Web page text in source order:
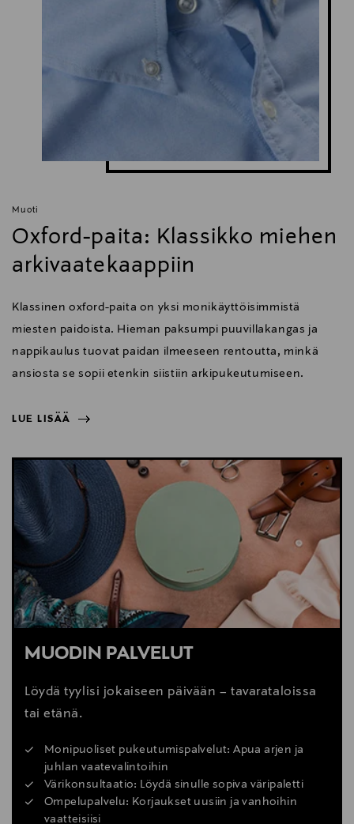
Muoti
Oxford-paita: Klassikko miehen
arkivaatekaappiin
Klassinen oxford-paita on yksi monikäyttöisimmistä
miesten paidoista. Hieman paksumpi puuvillakangas ja
nappikaulus tuovat paidan ilmeeseen rentoutta, minkä
ansiosta se sopii etenkin siistiin arkipukeutumiseen.
LUE LISÄÄ
LUE LISÄÄ
MUODIN PALVELUT
Löydä tyylisi jokaiseen päivään – tavarataloissa
tai etänä.
Monipuoliset pukeutumispalvelut: Apua arjen ja
juhlan vaatevalintoihin
Värikonsultaatio: Löydä sinulle sopiva väripaletti
Ompelupalvelu: Korjaukset uusiin ja vanhoihin
vaatteisiisi